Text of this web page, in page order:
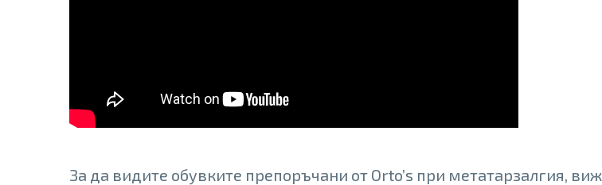
За да видите обувките препоръчани от Orto’s при метатарзалгия,